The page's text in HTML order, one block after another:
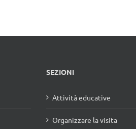
SEZIONI
Attività educative
Organizzare la visita